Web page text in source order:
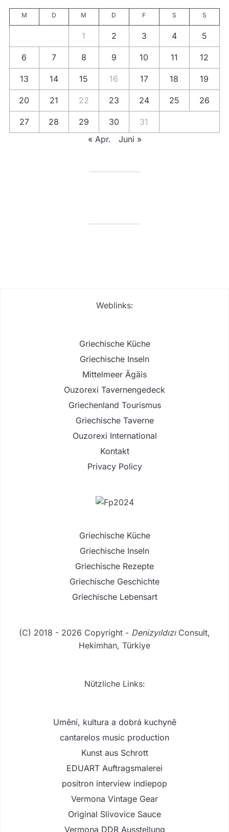
M D M D F S S
1 2 3 4 5
6 7 8 9 10 11 12
13 14 15 16 17 18 19
20 21 22 23 24 25 26
27 28 29 30
31
« Apr.
Juni »
Weblinks:
Griechische Küche
Griechische Inseln
Mittelmeer Ägäis
Ouzorexi Tavernengedeck
Griechenland Tourismus
Griechische Taverne
Ouzorexi International
Kontakt
Privacy Policy
Griechische Küche
Griechische Inseln
Griechische Rezepte
Griechische Geschichte
Griechische Lebensart
(C) 2018 - 2026 Copyright - DenizyıldızıConsult,
Hekimhan, Türkiye
Nützliche Links:
Umění, kultura a dobrá kuchyně
cantarelos music production
Kunst aus Schrott
EDUART Auftragsmalerei
positron interview indiepop
Vermona Vintage Gear
Original Slivovice Sauce
Vermona DDR Ausstellung